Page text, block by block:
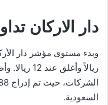
دار الاركان
ريالاً
الشركات، حيث تم إدراج 88 سهماً من أصل 214 في
السعودية.